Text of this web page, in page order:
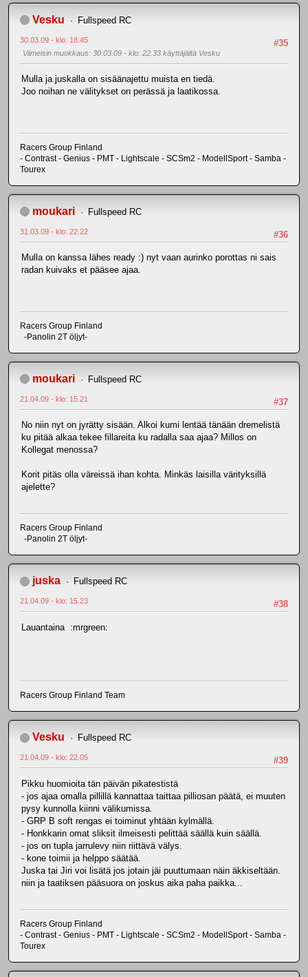
Vesku Fullspeed RC
#35
30.03.09 - klo: 18.45
Viimeisin muokkaus: 30.03.09 - klo: 22.33 käyttäjältä Vesku
Mulla ja juskalla on sisäänajettu muista en tiedä.
Joo noihan ne välitykset on perässä ja laatikossa.
Racers Group Finland
- Contrast - Genius - PMT - Lightscale - SCSm2 - ModellSport - Samba -
Tourex
moukari Fullspeed RC
#36
31.03.09 - klo: 22.22
Mulla on kanssa lähes ready :) nyt vaan aurinko porottas ni sais
radan kuivaks et pääsee ajaa.
Racers Group Finland
-Panolin 2T öljyt-
moukari Fullspeed RC
#37
21.04.09 - klo: 15.21
No niin nyt on jyrätty sisään. Alkoi kumi lentää tänään dremelistä
ku pitää alkaa tekee fillareita ku radalla saa ajaa? Millos on
Kollegat menossa?
Korit pitäs olla väreissä ihan kohta. Minkäs laisilla värityksillä
ajelette?
Racers Group Finland
-Panolin 2T öljyt-
juska Fullspeed RC
#38
21.04.09 - klo: 15.23
Lauantaina :mrgreen:
Racers Group Finland Team
Vesku Fullspeed RC
#39
21.04.09 - klo: 22.05
Pikku huomioita tän päivän pikatestistä
- jos ajaa omalla pillillä kannattaa taittaa pilliosan päätä, ei muuten
pysy kunnolla kiinni välikumissa.
- GRP B soft rengas ei toiminut yhtään kylmällä.
- Honkkarin omat sliksit ilmeisesti pelittää säällä kuin säällä.
- jos on tupla jarrulevy niin riittävä välys.
- kone toimii ja helppo säätää.
Juska tai Jiri voi lisätä jos jotain jäi puuttumaan näin äkkiseltään.
niin ja taatiksen pääsuora on joskus aika paha paikka...
Racers Group Finland
- Contrast - Genius - PMT - Lightscale - SCSm2 - ModellSport - Samba -
Tourex